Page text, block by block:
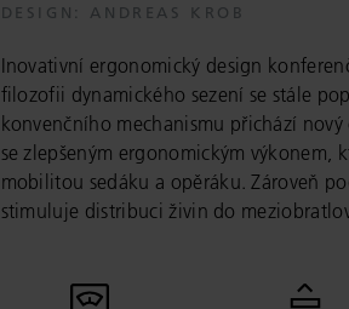
DESIGN: ANDREAS KROB
Inovativní ergonomický design
filozofii dynamického sezení se stále
konvenčního mechanismu přichází
se zlepšeným ergonomickým výkonem,
mobilitou sedáku a opěráku. Zároveň
stimuluje distribuci živin do